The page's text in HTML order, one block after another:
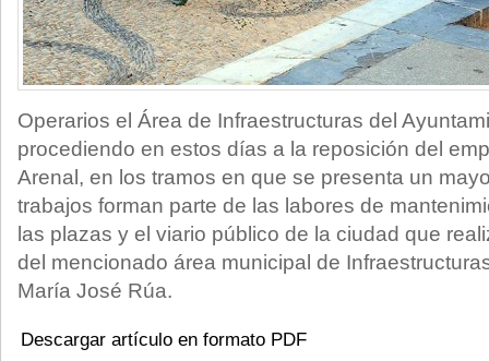
Operarios el Área de Infraestructuras del
procediendo en estos días a la reposición del
Arenal, en los tramos en que se presenta un
trabajos forman parte de las labores de
las plazas y el viario público de la ciudad que
del mencionado área municipal de
María José Rúa.
Descargar artículo en formato PDF